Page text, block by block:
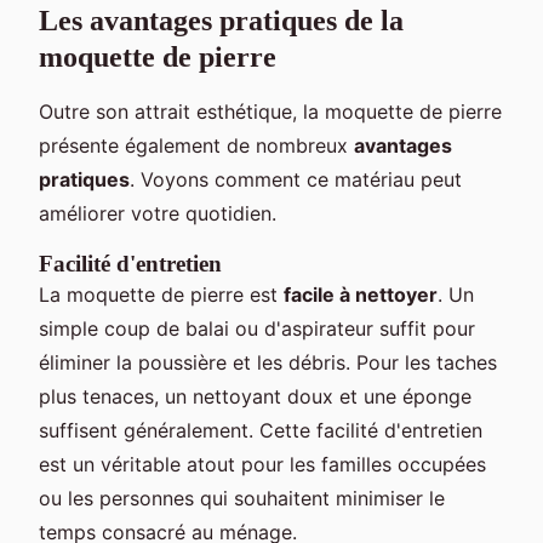
Les avantages pratiques de la
moquette de pierre
Outre son attrait esthétique, la moquette de pierre
présente également de nombreux avantages
pratiques. Voyons comment ce matériau peut
améliorer votre quotidien.
Facilité d'entretien
La moquette de pierre est facile à nettoyer. Un
simple coup de balai ou d'aspirateur suffit pour
éliminer la poussière et les débris. Pour les taches
plus tenaces, un nettoyant doux et une éponge
suffisent généralement. Cette facilité d'entretien
est un véritable atout pour les familles occupées
ou les personnes qui souhaitent minimiser le
temps consacré au ménage.